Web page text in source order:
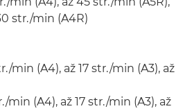
str./min (A4R)
min (A4), až 17 str./min (A3), až
min (A4), až 17 str./min (A3), až